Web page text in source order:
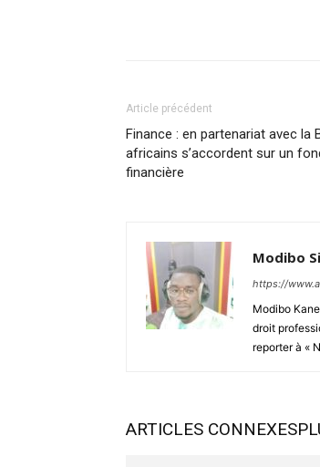
Article précédent
Finance : en partenariat avec la
africains s’accordent sur un
financière
Modibo
https://
Modibo
droit
reporter à «
ARTICLES CONNEXES